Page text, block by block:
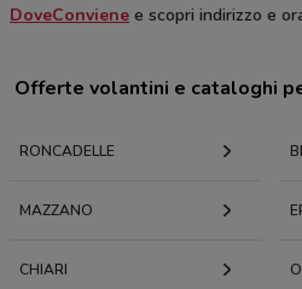
DoveConviene e scopri indirizzo e
Offerte volantini e cataloghi
RONCADELLE
MAZZANO
CHIARI